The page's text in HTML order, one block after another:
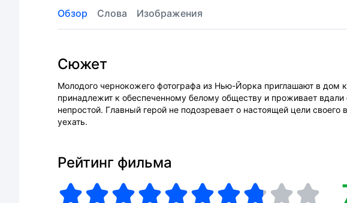
Обзор Слова Изображения
Сюжет
Молодого чернокожего фотографа из Нью-Йорка приглашают в дом
принадлежит к обеспеченному белому обществу и проживает
непростой. Главный герой не подозревает о настоящей цели своего
уехать.
Рейтинг фильма